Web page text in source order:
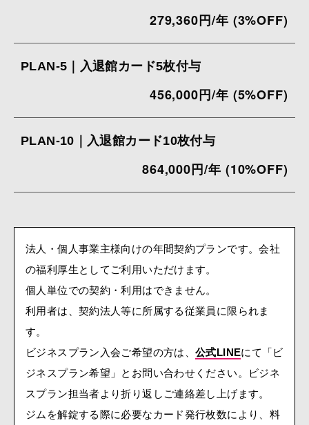
279,360円/年 (3%OFF)
PLAN-5｜入退館カード5枚付与
456,000円/年 (5%OFF)
PLAN-10｜入退館カード10枚付与
864,000円/年 (10%OFF)
法人・個人事業主様向けの年間契約プランです。会社
の福利厚生としてご利用いただけます。
個人単位での契約・利用はできません。
利用者は、契約法人等に所属する従業員に限られま
す。
ビジネスプラン入会ご希望の方は、 公式LINEにて「ビ
ジネスプラン希望」とお問い合わせください。ビジネ
スプラン担当者より折り返しご連絡差し上げます。
ジムを解錠する際に必要なカード発行枚数により、料